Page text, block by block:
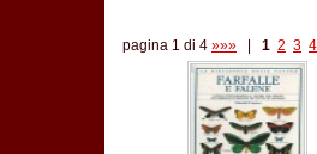
pagina 1 di 4 »»» 1 2 3 4